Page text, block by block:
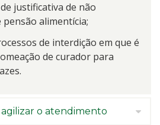
justificativa de não
alimentícia;
de interdição em que é
de curador para
o atendimento